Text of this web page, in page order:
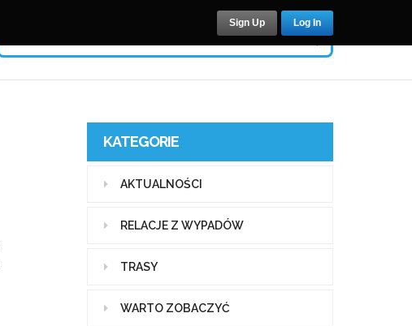
Log In
Sign Up
KATEGORIE
AKTUALNOŚCI
RELACJE Z WYPADÓW
TRASY
WARTO ZOBACZYĆ